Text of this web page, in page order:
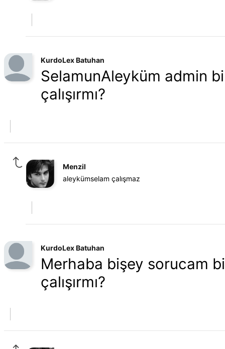
KurdoLex Batuhan
SelamunAleyküm admin
çalışırmı?
Menzil
aleykümselam çalışmaz
KurdoLex Batuhan
Merhaba bişey sorucam
çalışırmı?